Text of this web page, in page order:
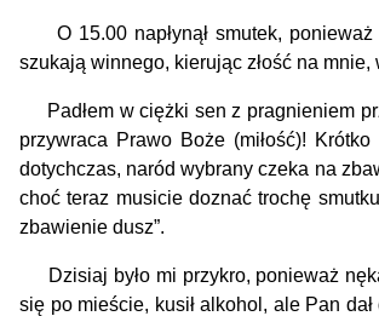
O 15.00 napłynął smutek, ponieważ
szukają winnego, kierując złość na
Padłem w ciężki sen z pragnieniem
przywraca Prawo Boże (miłość)!
dotychczas, naród wybrany czeka na
choć teraz musicie doznać trochę
zbawienie dusz”.
Dzisiaj było mi przykro, ponieważ
się po mieście, kusił alkohol, ale Pan